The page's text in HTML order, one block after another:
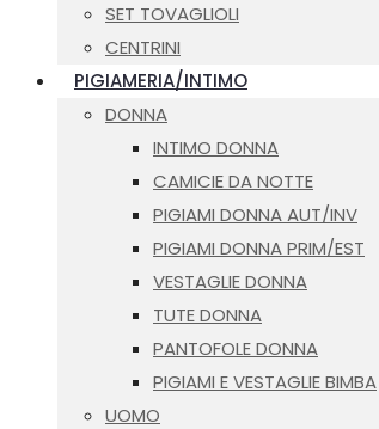
SET TOVAGLIOLI
CENTRINI
PIGIAMERIA/INTIMO
DONNA
INTIMO DONNA
CAMICIE DA NOTTE
PIGIAMI DONNA AUT/INV
PIGIAMI DONNA PRIM/EST
VESTAGLIE DONNA
TUTE DONNA
PANTOFOLE DONNA
PIGIAMI E VESTAGLIE BIMBA
UOMO